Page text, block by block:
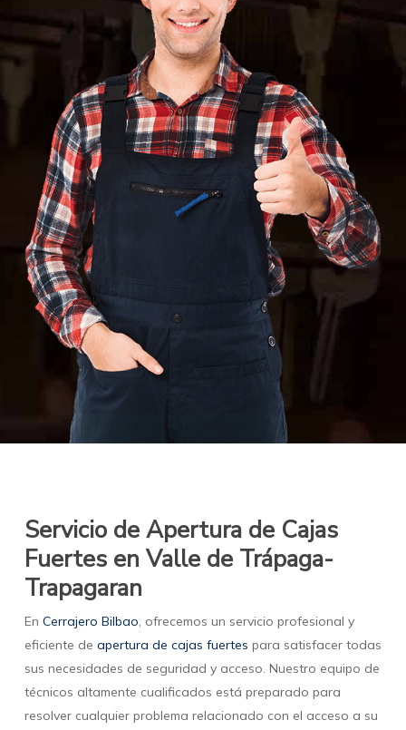
Servicio de Apertura de Cajas
Fuertes en Valle de Trápaga-
Trapagaran
En Cerrajero Bilbao, ofrecemos un servicio profesional y
eficiente de apertura de cajas fuertes para satisfacer todas
sus necesidades de seguridad y acceso. Nuestro equipo de
técnicos altamente cualificados está preparado para
resolver cualquier problema relacionado con el acceso a su